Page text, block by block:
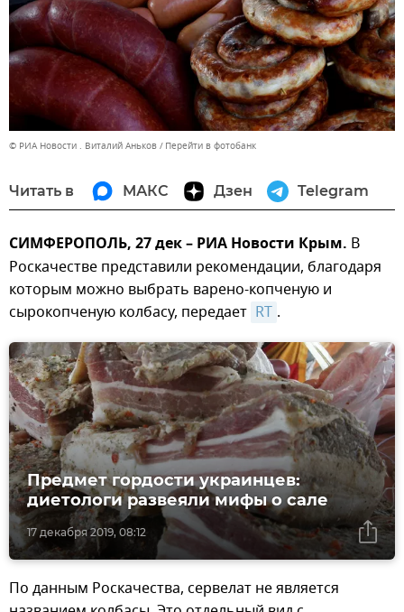
© РИА Новости . Виталий Аньков Перейти в фотобанк
Читать в МАКС Дзен Telegram
СИМФЕРОПОЛЬ, 27 дек – РИА Новости Крым. В
Роскачестве представили рекомендации, благодаря
которым можно выбрать варено-копченую и
сырокопченую колбасу, передает RT .
17 декабря 2019, 08:12
Предмет гордости украинцев:
диетологи развеяли мифы о сале
По данным Роскачества, сервелат не является